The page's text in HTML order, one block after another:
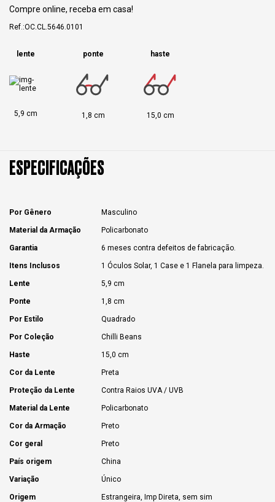
Compre online, receba em casa!
Ref.:OC.CL.5646.0101
lente
5,9 cm
ponte
1,8 cm
haste
15,0 cm
ESPECIFICAÇÕES
Por Gênero Masculino
Material da Armação Policarbonato
Garantia 6 meses contra defeitos de fabricação.
Itens Inclusos 1 Óculos Solar, 1 Case e 1 Flanela para limpeza.
Lente 5,9 cm
Ponte 1,8 cm
Por Estilo Quadrado
Por Coleção Chilli Beans
Haste 15,0 cm
Cor da Lente Preta
Proteção da Lente Contra Raios UVA / UVB
Material da Lente Policarbonato
Cor da Armação Preto
Cor geral Preto
País origem China
Variação Único
Origem Estrangeira, Imp Direta, sem sim